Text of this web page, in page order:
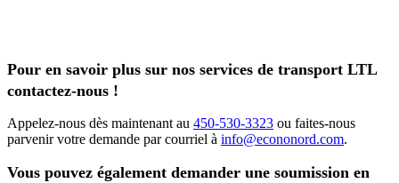
Pour en savoir plus sur nos services de transport LTL
contactez-nous !
Appelez-nous dès maintenant au 450-530-3323 ou faites-nous
parvenir votre demande par courriel à info@econonord.com.
Vous pouvez également demander une soumission en